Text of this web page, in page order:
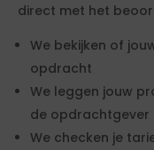
direct met het
We bekijken of
opdracht
We leggen jouw
de opdrachtgever
We checken je